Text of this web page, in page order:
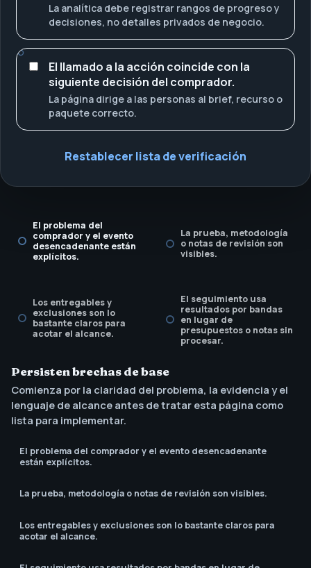
La analítica debe registrar rangos de progreso y
decisiones, no detalles privados de negocio.
El llamado a la acción coincide con la
siguiente decisión del comprador.
La página dirige a las personas al brief, recurso o
paquete correcto.
Restablecer lista de verificación
El problema del
comprador y el evento
desencadenante están
explícitos.
La prueba, metodología
o notas de revisión son
visibles.
Los entregables y
exclusiones son lo
bastante claros para
acotar el alcance.
El seguimiento usa
resultados por bandas
en lugar de
presupuestos o notas sin
procesar.
El llamado a la acción
coincide con la
siguiente decisión del
comprador.
Persisten brechas de base
Comienza por la claridad del problema, la evidencia y el
lenguaje de alcance antes de tratar esta página como
lista para implementar.
El problema del comprador y el evento desencadenante
están explícitos.
La prueba, metodología o notas de revisión son visibles.
Los entregables y exclusiones son lo bastante claros para
acotar el alcance.